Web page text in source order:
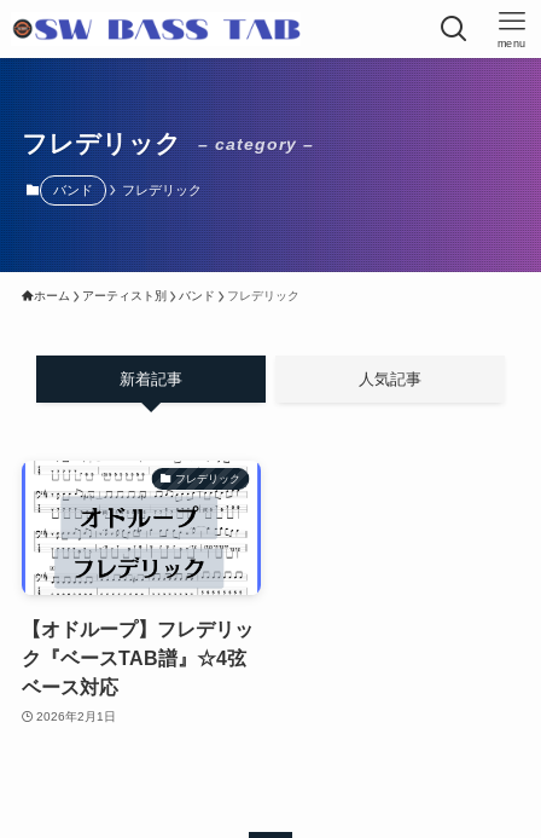
menu
フレデリック – category –
バンド フレデリック
ホーム アーティスト別 バンド フレデリック
新着記事 人気記事
フレデリック
【オドループ】フレデリッ
ク『ベースTAB譜』☆4弦
ベース対応
2026年2月1日